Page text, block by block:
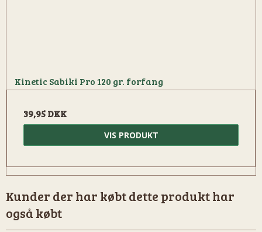
Kinetic Sabiki Pro 120 gr. forfang
39,95 DKK
VIS PRODUKT
Kunder der har købt dette produkt har
også købt